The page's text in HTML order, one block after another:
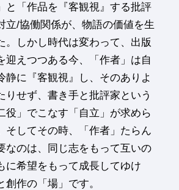
と「作品を『客観視』する批評
立/協働関係が、物語の価値を生
。しかし時代は変わって、出版
迎えつつある今、「作者」は自
静に『客観視』し、そのありよ
りせず、書き手と批評家という
役」でこなす「自立」が求めら
そしてその時、「作者」たらん
なのは、同じ志をもって互いの
に希望をもって成長してゆけ
創作の「場」です。